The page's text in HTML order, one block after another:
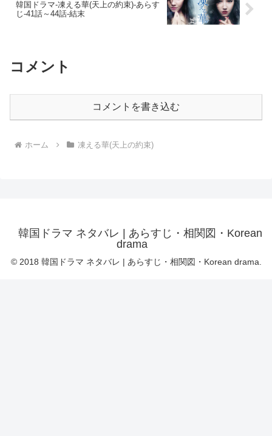
韓国ドラマ-凍える華(天上の約束)-あらす
じ-41話～44話-結末
コメント
コメントを書き込む
ホーム 凍える華(天上の約束)
韓国ドラマ ネタバレ | あらすじ・相関図・Korean
drama
© 2018 韓国ドラマ ネタバレ | あらすじ・相関図・Korean drama.